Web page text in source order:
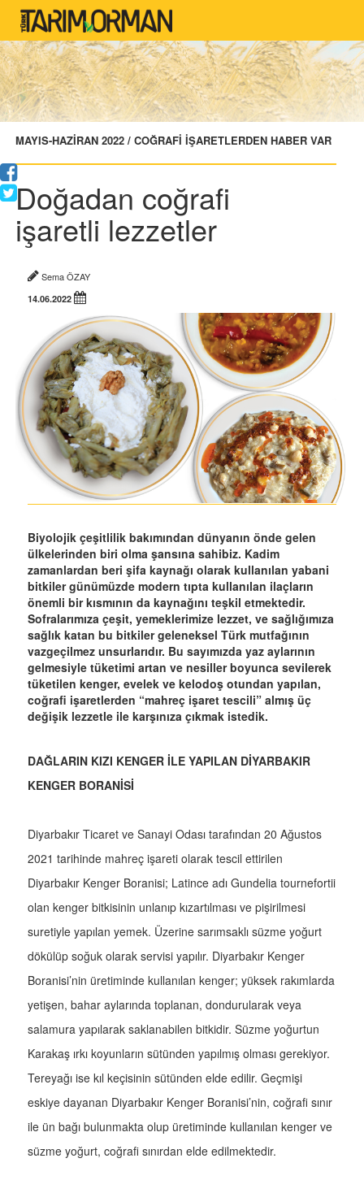
MAYIS-HAZİRAN 2022 / COĞRAFİ İŞARETLERDEN HABER VAR
Doğadan coğrafi
işaretli lezzetler
Sema ÖZAY
14.06.2022
Biyolojik çeşitlilik bakımından dünyanın önde gelen
ülkelerinden biri olma şansına sahibiz. Kadim
zamanlardan beri şifa kaynağı olarak kullanılan yabani
bitkiler günümüzde modern tıpta kullanılan ilaçların
önemli bir kısmının da kaynağını teşkil etmektedir.
Sofralarımıza çeşit, yemeklerimize lezzet, ve sağlığımıza
sağlık katan bu bitkiler geleneksel Türk mutfağının
vazgeçilmez unsurlarıdır. Bu sayımızda yaz aylarının
gelmesiyle tüketimi artan ve nesiller boyunca sevilerek
tüketilen kenger, evelek ve kelodoş otundan yapılan,
coğrafi işaretlerden “mahreç işaret tescili” almış üç
değişik lezzetle ile karşınıza çıkmak istedik.
DAĞLARIN KIZI KENGER İLE YAPILAN DİYARBAKIR
KENGER BORANİSİ
Diyarbakır Ticaret ve Sanayi Odası tarafından 20 Ağustos
2021 tarihinde mahreç işareti olarak tescil ettirilen
Diyarbakır Kenger Boranisi; Latince adı Gundelia tournefortii
olan kenger bitkisinin unlanıp kızartılması ve pişirilmesi
suretiyle yapılan yemek. Üzerine sarımsaklı süzme yoğurt
dökülüp soğuk olarak servisi yapılır. Diyarbakır Kenger
Boranisi’nin üretiminde kullanılan kenger; yüksek rakımlarda
yetişen, bahar aylarında toplanan, dondurularak veya
salamura yapılarak saklanabilen bitkidir. Süzme yoğurtun
Karakaş ırkı koyunların sütünden yapılmış olması gerekiyor.
Tereyağı ise kıl keçisinin sütünden elde edilir. Geçmişi
eskiye dayanan Diyarbakır Kenger Boranisi’nin, coğrafi sınır
ile ün bağı bulunmakta olup üretiminde kullanılan kenger ve
süzme yoğurt, coğrafi sınırdan elde edilmektedir.